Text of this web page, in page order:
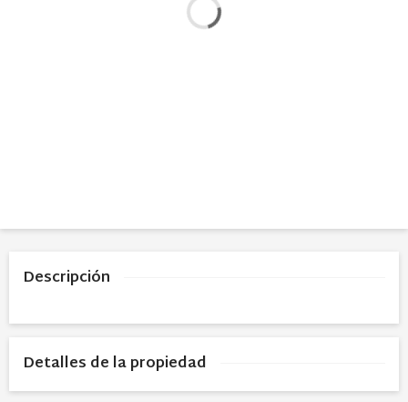
Descripción
Detalles de la propiedad